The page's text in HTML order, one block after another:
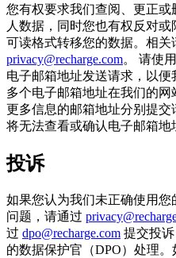
您有权要求我们查阅、更正
人数据，同时您也有权反对
可读格式转移您的数据。相关
privacy@recharge.com。 请使
电子邮箱地址发送请求，以
多个电子邮箱地址在我们的
更多信息的邮箱地址分别提
将无法查看或确认电子邮箱地
投诉
如果您认为我们未正确使用
问题，请通过
过 dpo@recharge.com 提交投诉
的数据保护官（DPO）处理